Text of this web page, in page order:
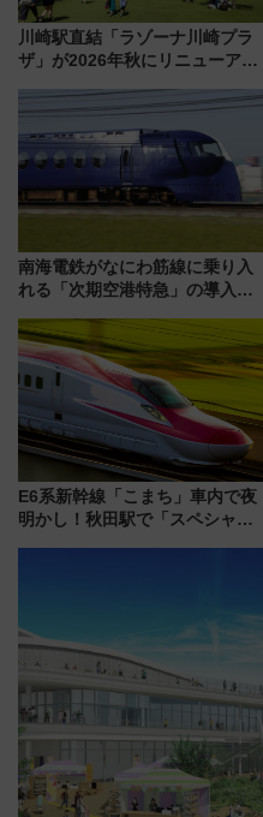
川崎駅直結「ラゾーナ川崎プラ
ザ」が2026年秋にリニューア
年始の営業･バーゲン情報もお届
南海電鉄がなにわ筋線に乗り入
れる「次期空港特急」の導入を
日本初の鉄道デザイン
E6系新幹線「こまち」車内で夜
明かし！秋田駅で「スペシャル